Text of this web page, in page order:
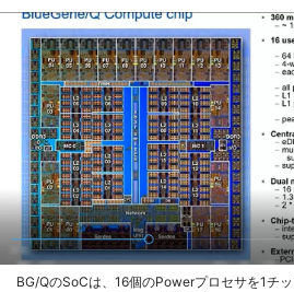
BG/QのSoCは、16個のPowerプロセサを1チ